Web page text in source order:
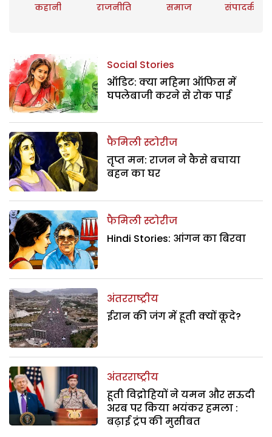
कहानी राजनीति समाज संपादकीय
Social Stories
ऑडिट: क्या महिमा ऑफिस में
घपलेबाजी करने से रोक पाई
फैमिली स्टोरीज
तृप्त मन: राजन ने कैसे बचाया
बहन का घर
फैमिली स्टोरीज
Hindi Stories: आंगन का बिरवा
अंतरराष्ट्रीय
ईरान की जंग में हूती क्यों कूदे?
अंतरराष्ट्रीय
हूती विद्रोहियों ने यमन और सऊदी
अरब पर किया भयंकर हमला :
बढ़ाई ट्रंप की मुसीबत